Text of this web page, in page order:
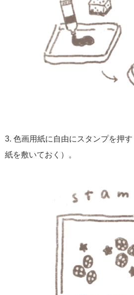
3. 色画用紙に自由にスタンプを押
紙を敷いておく）。